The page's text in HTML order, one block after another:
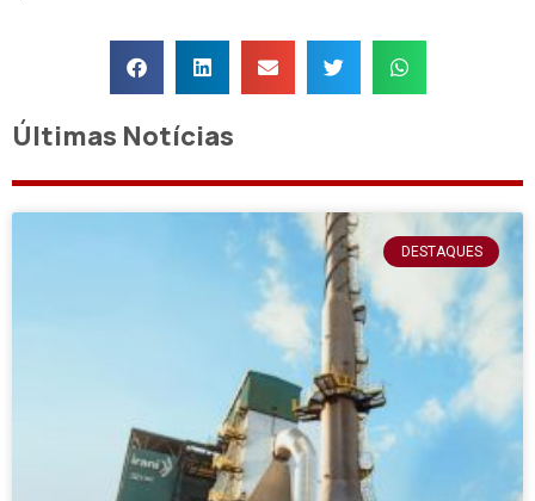
Últimas Notícias
DESTAQUES